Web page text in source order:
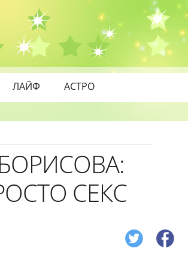
ЛАЙФ АСТРО
СЕКС